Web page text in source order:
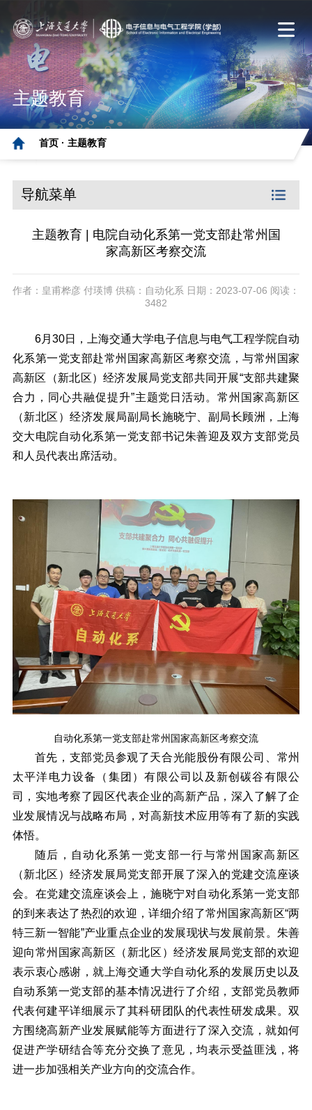
主题教育
首页 · 主题教育
导航菜单
主题教育 | 电院自动化系第一党支部赴常州国
家高新区考察交流
作者：皇甫桦彦 付瑛博 供稿：自动化系 日期：2023-07-06 阅读：
3482
6月30日，上海交通大学电子信息与电气工程学院自动
化系第一党支部赴常州国家高新区考察交流，与常州国家
高新区（新北区）经济发展局党支部共同开展“支部共建聚
合力，同心共融促提升”主题党日活动。常州国家高新区
（新北区）经济发展局副局长施晓宁、副局长顾洲，上海
交大电院自动化系第一党支部书记朱善迎及双方支部党员
和人员代表出席活动。
自动化系第一党支部赴常州国家高新区考察交流
首先，支部党员参观了天合光能股份有限公司、常州
太平洋电力设备（集团）有限公司以及新创碳谷有限公
司，实地考察了园区代表企业的高新产品，深入了解了企
业发展情况与战略布局，对高新技术应用等有了新的实践
体悟。
随后，自动化系第一党支部一行与常州国家高新区
（新北区）经济发展局党支部开展了深入的党建交流座谈
会。在党建交流座谈会上，施晓宁对自动化系第一党支部
的到来表达了热烈的欢迎，详细介绍了常州国家高新区“两
特三新一智能”产业重点企业的发展现状与发展前景。朱善
迎向常州国家高新区（新北区）经济发展局党支部的欢迎
表示衷心感谢，就上海交通大学自动化系的发展历史以及
自动系第一党支部的基本情况进行了介绍，支部党员教师
代表何建平详细展示了其科研团队的代表性研发成果。双
方围绕高新产业发展赋能等方面进行了深入交流，就如何
促进产学研结合等充分交换了意见，均表示受益匪浅，将
进一步加强相关产业方向的交流合作。